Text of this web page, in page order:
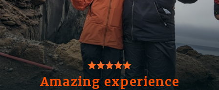
Amazing experience